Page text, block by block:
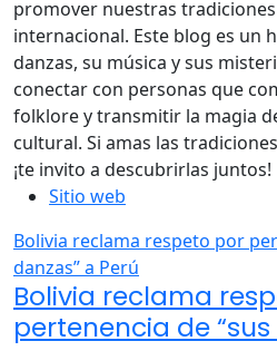
promover nuestras
internacional. Este blog es un
danzas, su música y sus
conectar con personas que
folklore y transmitir la magia
cultural. Si amas las
¡te invito a descubrirlas juntos!
Sitio web
Bolivia reclama respeto por
danzas” a Perú
Bolivia reclama
pertenencia de